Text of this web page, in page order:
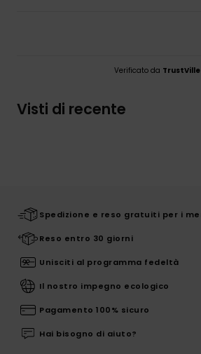
Verificato da TrustVille
Visti di recente
Spedizione e reso gratuiti per i
Reso entro 30 giorni
Unisciti al programma fedeltà
Il nostro impegno ecologico
Pagamento 100% sicuro
Hai bisogno di aiuto?